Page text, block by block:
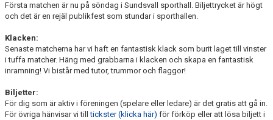
Första matchen är nu på söndag i Sundsvall sporthall. Biljettrycket är högt
och det är en rejäl publikfest som stundar i sporthallen.
Klacken:
Senaste matcherna har vi haft en fantastisk klack som burit laget till vinster
i tuffa matcher. Häng med grabbarna i klacken och skapa en fantastisk
inramning! Vi bistår med tutor, trummor och flaggor!
Biljetter:
För dig som är aktiv i föreningen (spelare eller ledare) är det gratis att gå in.
För övriga hänvisar vi tilltickster (klicka här) för förköp eller att lösa biljett i